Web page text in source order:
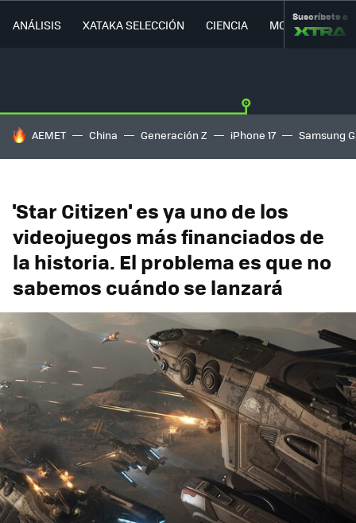
ANÁLISIS XATAKA SELECCIÓN CIENCIA MOVILIDAD
Suscríbete a
HOY SE HABLA DE
AEMET China Generación Z iPhone 17 Samsung
'Star Citizen' es ya uno de los
videojuegos más financiados de
la historia. El problema es que no
sabemos cuándo se lanzará